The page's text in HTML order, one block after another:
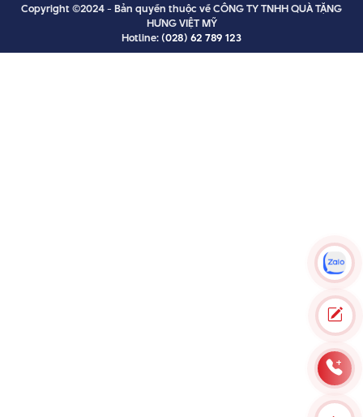
Copyright ©2024 - Bản quyền thuộc về CÔNG TY TNHH QUÀ TẶNG
HƯNG VIỆT MỸ
Hotline:(028) 62 789 123